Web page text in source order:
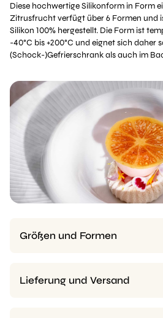
Diese hochwertige Silikonform in Form
Zitrusfrucht verfügt über 6 Formen und
Silikon 100% hergestellt. Die Form ist
-40°C bis +200°C und eignet sich daher
(Schock-)Gefrierschrank als auch im
Größen und Formen
Lieferung und Versand